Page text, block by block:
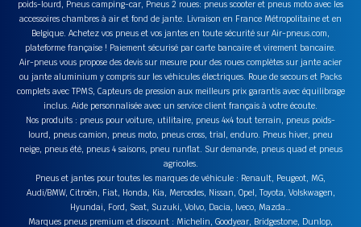
poids-lourd, Pneus camping-car, Pneus 2 roues: pneus scooter et pneus moto avec les
accessoires chambres à air et fond de jante. Livraison en France Métropolitaine et en
Belgique. Achetez vos pneus et vos jantes en toute sécurité sur Air-pneus.com,
plateforme française ! Paiement sécurisé par carte bancaire et virement bancaire.
Air-pneus vous propose des devis sur mesure pour des roues complètes sur jante acier
ou jante aluminium y compris sur les véhicules électriques. Roue de secours et Packs
complets avec TPMS, Capteurs de pression aux meilleurs prix garantis avec équilibrage
inclus. Aide personnalisée avec un service client français à votre écoute.
Nos produits : pneus pour voiture, utilitaire, pneus 4x4 tout terrain, pneus poids-
lourd, pneus camion, pneus moto, pneus cross, trial, enduro. Pneus hiver, pneu
neige, pneus été, pneus 4 saisons, pneu runflat. Sur demande, pneus quad et pneus
agricoles.
Pneus et jantes pour toutes les marques de véhicule : Renault, Peugeot, MG,
Audi/BMW, Citroën, Fiat, Honda, Kia, Mercedes, Nissan, Opel, Toyota, Volskwagen,
Hyundai, Ford, Seat, Suzuki, Volvo, Dacia, Iveco, Mazda…
Marques pneus premium et discount : Michelin, Goodyear, Bridgestone, Dunlop,